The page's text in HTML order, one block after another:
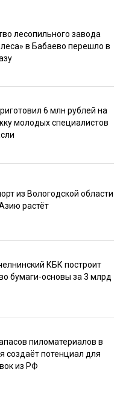
лесопильного завода
в Бабаево перешло в
6 млн рублей на
молодых специалистов
из Вологодской области
растёт
КБК построит
бумаги-основы за 3 млрд
пиломатериалов в
создаёт потенциал для
из РФ